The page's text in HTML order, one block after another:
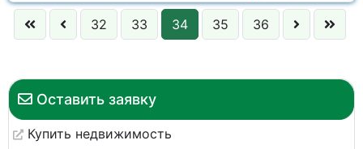
Оставить заявку
Купить недвижимость
32 33 34 35 36